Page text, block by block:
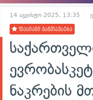
14 აგვისტო 2025, 13:35
ფასიანი განთავსება
ნაკრების